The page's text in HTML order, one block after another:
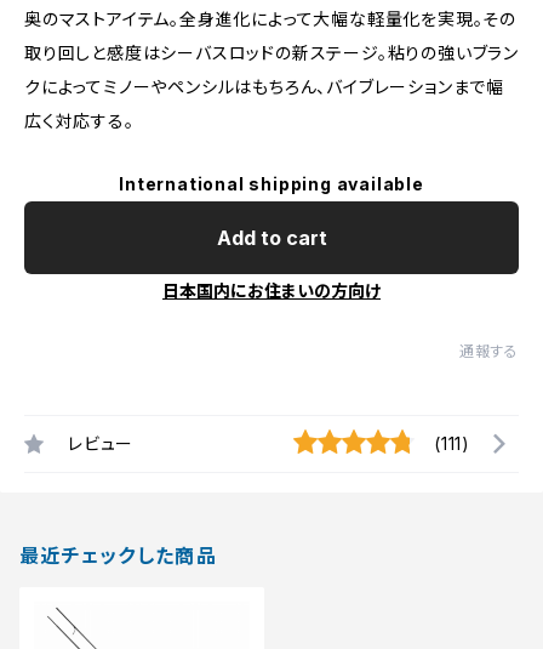
奥のマストアイテム。全身進化によって大幅な軽量化を実現。その
取り回しと感度はシーバスロッドの新ステージ。粘りの強いブラン
クによってミノーやペンシルはもちろん、バイブレーションまで幅
広く対応する。
International shipping available
Add to cart
日本国内にお住まいの方向け
通報する
レビュー (111)
最近チェックした商品